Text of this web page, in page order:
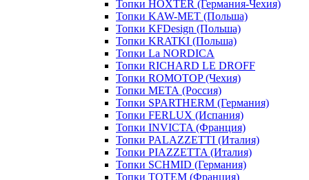
Топки HOXTER (Германия-Чехия)
Топки KAW-MET (Польша)
Топки KFDesign (Польша)
Топки KRATKI (Польша)
Топки La NORDICA
Топки RICHARD LE DROFF
Топки ROMOTOP (Чехия)
Топки МЕТА (Россия)
Топки SPARTHERM (Германия)
Топки FERLUX (Испания)
Топки INVICTA (Франция)
Топки PALAZZETTI (Италия)
Топки PIAZZETTA (Италия)
Топки SCHMID (Германия)
Топки TOTEM (Франция)